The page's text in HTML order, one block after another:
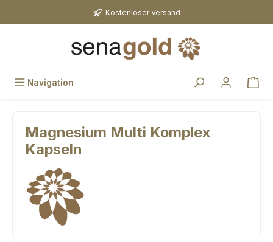
Zum Hauptinhalt springenKostenloser Versand
Navigation
Magnesium Multi Komplex
Kapseln